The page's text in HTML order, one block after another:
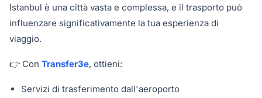
Istanbul è una città vasta e complessa, e il trasporto può
influenzare significativamente la tua esperienza di
viaggio.
👉 Con Transfer3e, ottieni:
Servizi di trasferimento dall'aeroporto